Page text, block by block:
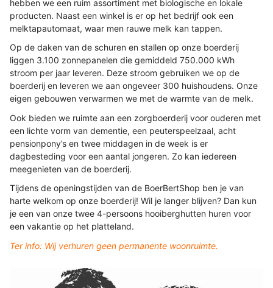
hebben we een ruim assortiment met biologische en lokale
producten. Naast een winkel is er op het bedrijf ook een
melktapautomaat, waar men rauwe melk kan tappen.
Op de daken van de schuren en stallen op onze boerderij
liggen 3.100 zonnepanelen die gemiddeld 750.000 kWh
stroom per jaar leveren. Deze stroom gebruiken we op de
boerderij en leveren we aan ongeveer 300 huishoudens. Onze
eigen gebouwen verwarmen we met de warmte van de melk.
Ook bieden we ruimte aan een zorgboerderij voor ouderen met
een lichte vorm van dementie, een peuterspeelzaal, acht
pensionpony’s en twee middagen in de week is er
dagbesteding voor een aantal jongeren. Zo kan iedereen
meegenieten van de boerderij.
Tijdens de openingstijden van de BoerBertShop ben je van
harte welkom op onze boerderij! Wil je langer blijven? Dan kun
je een van onze twee 4-persoons hooiberghutten huren voor
een vakantie op het platteland.
Ter info: Wij verhuren geen permanente woonruimte.